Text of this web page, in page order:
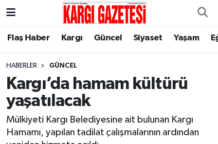
Flaş Haber Kargı Güncel Siyaset Yaşam
HABERLER GÜNCEL
Kargı’da hamam kültürü
yaşatılacak
Mülkiyeti Kargı Belediyesine ait bulunan Kargı
Hamamı, yapılan tadilat çalışmalarının ardından
Flaş Haber
Kargı
Güncel
Siyaset
Yaşam
Nöbetçi Eczaneler
Hava Durumu
Çorum Namaz Vakitleri
Trafik Durumu
Süper Lig Puan Durumu ve Fikstür